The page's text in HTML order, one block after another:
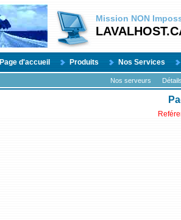
Mission NON
Page d'accueil Produits Nos Services
Nos serveurs